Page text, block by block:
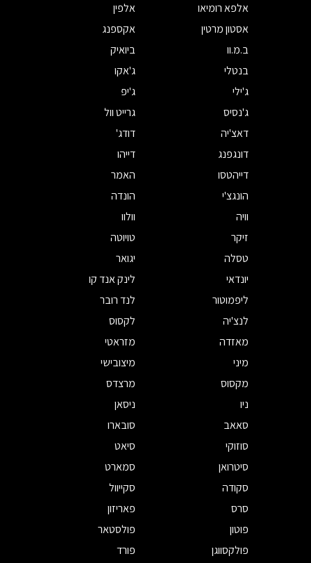
אלפא רומיאו
אלפין
אסטון מרטין
אקספנג
ב.מ.וו
ביואיק
בנטלי
ג'אקו
ג'ילי
ג'יפ
ג'נסיס
גרייט וול
דאצ'יה
דודג'
דונגפנג
דייהו
דייהטסו
האמר
הונגצ'י
הונדה
וויה
וולוו
זיקר
טויוטה
טסלה
יגואר
יונדאי
לינק אנד קו
ליפמוטור
לנד רובר
לנצ'יה
לקסוס
מאזדה
מזראטי
מיני
מיצובישי
מקסוס
מרצדס
ניו
ניסאן
סאאב
סובארו
סוזוקי
סיאט
סיטרואן
סמארט
סקודה
סקייוול
סרס
פאריזון
פוטון
פולסטאר
פולקסווגן
פורד